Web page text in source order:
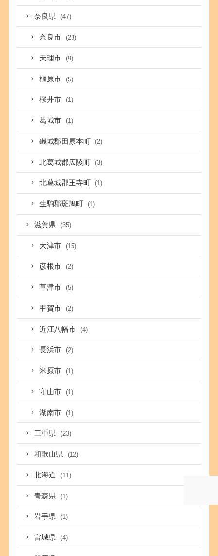
奈良県 (47)
奈良市 (23)
天理市 (9)
橿原市 (5)
桜井市 (1)
葛城市 (1)
磯城郡田原本町 (2)
北葛城郡広陵町 (3)
北葛城郡王寺町 (1)
生駒郡斑鳩町 (1)
滋賀県 (35)
大津市 (15)
彦根市 (2)
草津市 (5)
甲賀市 (2)
近江八幡市 (4)
長浜市 (2)
米原市 (1)
守山市 (1)
湖南市 (1)
三重県 (23)
和歌山県 (12)
北海道 (11)
青森県 (1)
岩手県 (1)
宮城県 (4)